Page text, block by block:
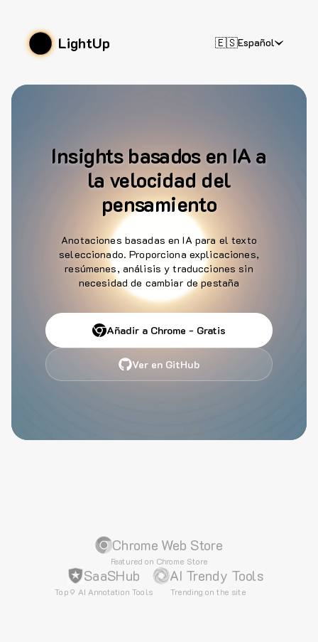
LightUp 🇪🇸Español
Insights basados en IA a
la velocidad del
pensamiento
Anotaciones basadas en IA para el texto
seleccionado. Proporciona explicaciones,
resúmenes, análisis y traducciones sin
necesidad de cambiar de pestaña
Añadir a Chrome - Gratis
Ver en GitHub
Chrome Web Store
Featured on Chrome Store
SaaSHub
Top 9 AI Annotation Tools
AI Trendy Tools
Trending on the site